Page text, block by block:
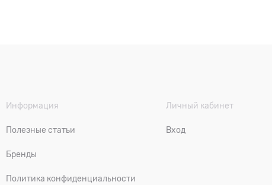
Информация
Полезные статьи
Бренды
Политика конфиденциальности
Личный кабинет
Вход